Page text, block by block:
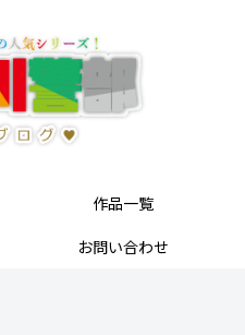
作品一覧
お問い合わせ